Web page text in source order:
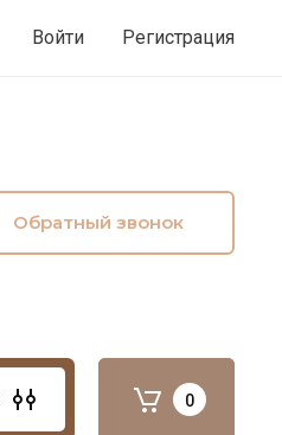
Войти Регистрация
Обратный звонок
0